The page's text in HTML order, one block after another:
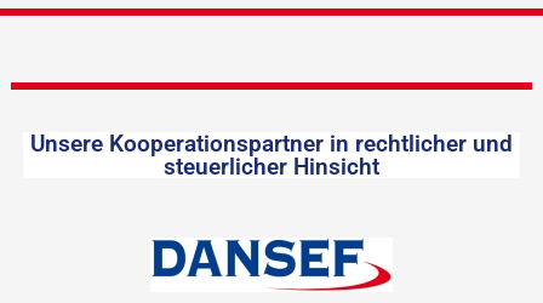
Unsere Kooperationspartner in rechtlicher und
steuerlicher Hinsicht